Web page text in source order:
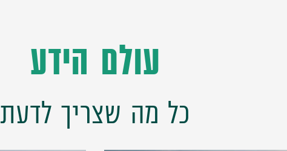
עולם הידע
כל מה שצריך לדעת